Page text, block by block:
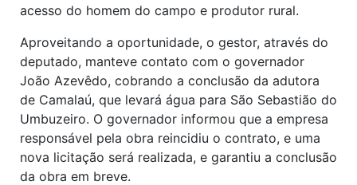
acesso do homem do campo e produtor rural.
Aproveitando a oportunidade, o gestor, através do
deputado, manteve contato com o governador
João Azevêdo, cobrando a conclusão da adutora
de Camalaú, que levará água para São Sebastião do
Umbuzeiro. O governador informou que a empresa
responsável pela obra reincidiu o contrato, e uma
nova licitação será realizada, e garantiu a conclusão
da obra em breve.